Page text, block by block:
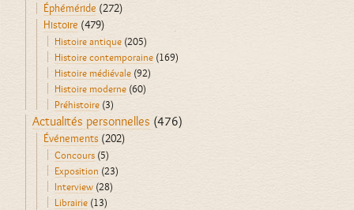
Éphéméride (272)
Histoire (479)
Histoire antique (205)
Histoire contemporaine (169)
Histoire médiévale (92)
Histoire moderne (60)
Préhistoire (3)
Actualités personnelles (476)
Événements (202)
Concours (5)
Exposition (23)
Interview (28)
Librairie (13)